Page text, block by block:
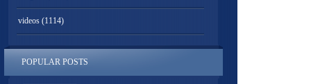
videos (1114)
POPULAR POSTS